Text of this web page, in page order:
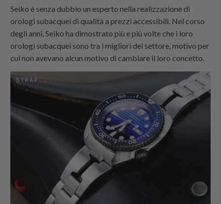
Seiko è senza dubbio un esperto nella realizzazione di
orologi subacquei di qualità a prezzi accessibili. Nel corso
degli anni, Seiko ha dimostrato più e più volte che i loro
orologi subacquei sono tra i migliori del settore, motivo per
cui non avevano alcun motivo di cambiare il loro concetto.